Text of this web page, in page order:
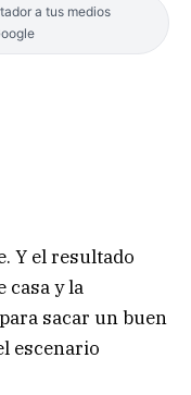
a tus medios
Y el resultado
casa y la
sacar un buen
escenario